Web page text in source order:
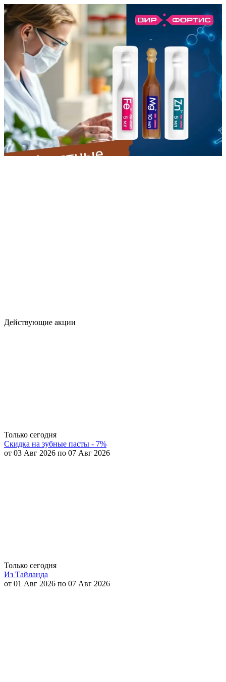
Действующие акции
Только сегодня
Скидка на зубные пасты - 7%
от 03 Авг 2026 по 07 Авг 2026
Только сегодня
Из Тайланда
от 01 Авг 2026 по 07 Авг 2026